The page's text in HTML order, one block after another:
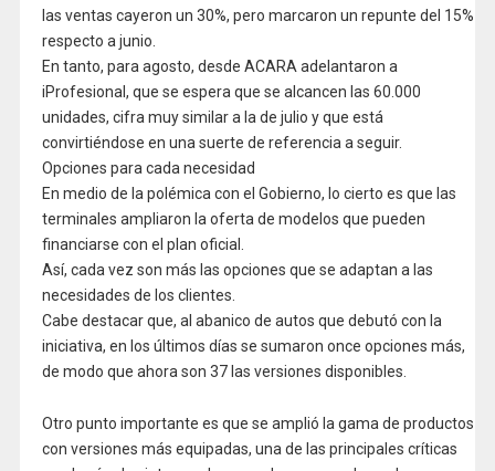
las ventas cayeron un 30%, pero marcaron un repunte del 15%
respecto a junio.
En tanto, para agosto, desde ACARA adelantaron a
iProfesional, que se espera que se alcancen las 60.000
unidades, cifra muy similar a la de julio y que está
convirtiéndose en una suerte de referencia a seguir.
Opciones para cada necesidad
En medio de la polémica con el Gobierno, lo cierto es que las
terminales ampliaron la oferta de modelos que pueden
financiarse con el plan oficial.
Así, cada vez son más las opciones que se adaptan a las
necesidades de los clientes.
Cabe destacar que, al abanico de autos que debutó con la
iniciativa, en los últimos días se sumaron once opciones más,
de modo que ahora son 37 las versiones disponibles.
Otro punto importante es que se amplió la gama de productos
con versiones más equipadas, una de las principales críticas